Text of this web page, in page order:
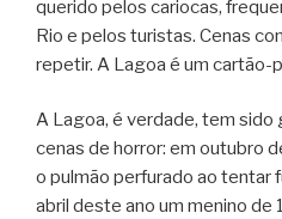
querido pelos cariocas,
Rio e pelos turistas. Cenas
repetir. A Lagoa é um cartão-
A Lagoa, é verdade, tem sido
cenas de horror: em outubro
o pulmão perfurado ao tentar
abril deste ano um menino de